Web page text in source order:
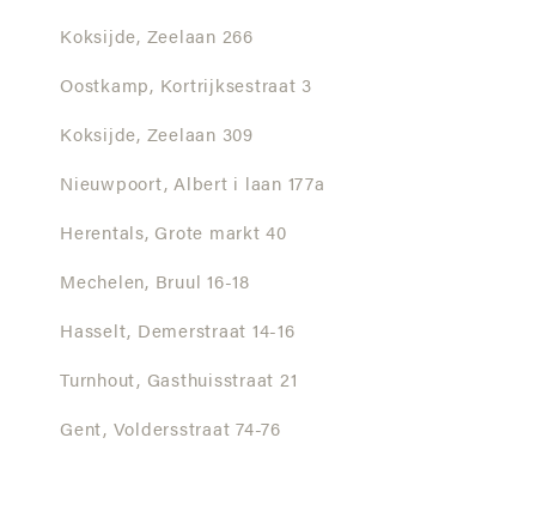
Koksijde, Zeelaan 266
Oostkamp, Kortrijksestraat 3
Koksijde, Zeelaan 309
Nieuwpoort, Albert i laan 177a
Herentals, Grote markt 40
Mechelen, Bruul 16-18
Hasselt, Demerstraat 14-16
Turnhout, Gasthuisstraat 21
Gent, Voldersstraat 74-76